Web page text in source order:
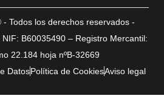
Todos los derechos reservados -
B60035490 – Registro Mercantil:
22.184 hoja nºB-32669
DatosPolítica de CookiesAviso legal